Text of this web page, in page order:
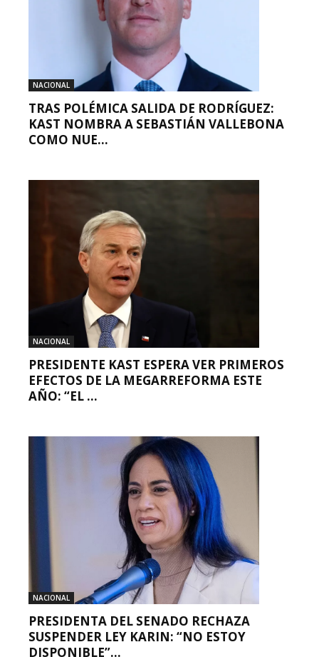
NACIONAL
TRAS POLÉMICA SALIDA DE RODRÍGUEZ:
KAST NOMBRA A SEBASTIÁN VALLEBONA
COMO NUE...
NACIONAL
PRESIDENTE KAST ESPERA VER PRIMEROS
EFECTOS DE LA MEGARREFORMA ESTE
AÑO: “EL ...
NACIONAL
PRESIDENTA DEL SENADO RECHAZA
SUSPENDER LEY KARIN: “NO ESTOY
DISPONIBLE”...